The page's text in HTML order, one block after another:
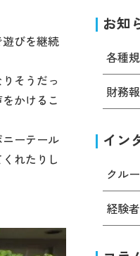
びを継続
そうだっ
かけるこ
ーテール
れたりし
お知
各種
財務
イン
クル
経験